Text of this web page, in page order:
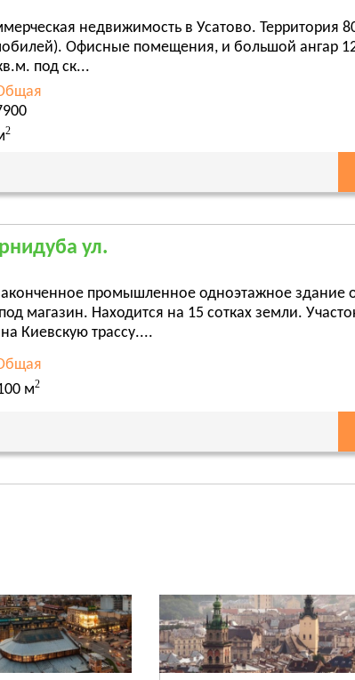
недвижимость в Усатово. Территория
Офисные помещения, и большой ангар
под ск...
2
ул.
промышленное одноэтажное
магазин. Находится на 15 сотках земли.
Киевскую трассу....
м2